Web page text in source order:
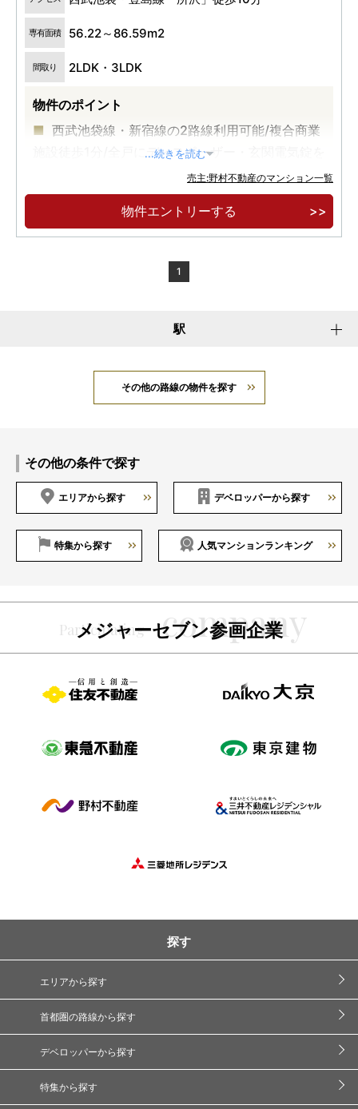
専有面積 56.22～86.59m2
間取り 2LDK・3LDK
物件のポイント
西武池袋線・新宿線の2路線利用可能/複合商業
施設徒歩1分/全戸にディスポーザー・玄関電気錠を
「所沢」駅徒歩10分に、全303邸の大規模マン
...続きを読む
売主:野村不動産のマンション一覧
物件エントリーする
1
駅
その他の路線の物件を探す
その他の条件で探す
エリアから探す デベロッパーから探す
特集から探す 人気マンションランキング
メジャーセブン参画企業
探す
エリアから探す
首都圏の路線から探す
デベロッパーから探す
特集から探す